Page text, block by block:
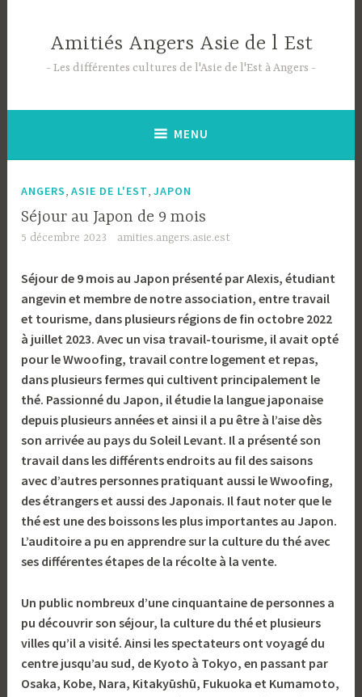
principal
Amitiés Angers Asie de l Est
Les différentes cultures de l'Asie de l'Est à Angers
MENU
ANGERS,ASIE DE L'EST,JAPON
Séjour au Japon de 9 mois
5 décembre 2023 amities.angers.asie.est
Séjour de 9 mois au Japon présenté par Alexis, étudiant
angevin et membre de notre association, entre travail
et tourisme, dans plusieurs régions de fin octobre 2022
à juillet 2023. Avec un visa travail-tourisme, il avait opté
pour le Wwoofing, travail contre logement et repas,
dans plusieurs fermes qui cultivent principalement le
thé. Passionné du Japon, il étudie la langue japonaise
depuis plusieurs années et ainsi il a pu être à l’aise dès
son arrivée au pays du Soleil Levant. Il a présenté son
travail dans les différents endroits au fil des saisons
avec d’autres personnes pratiquant aussi le Wwoofing,
des étrangers et aussi des Japonais. Il faut noter que le
thé est une des boissons les plus importantes au Japon.
L’auditoire a pu en apprendre sur la culture du thé avec
ses différentes étapes de la récolte à la vente.
Un public nombreux d’une cinquantaine de personnes a
pu découvrir son séjour, la culture du thé et plusieurs
villes qu’il a visité. Ainsi les spectateurs ont voyagé du
centre jusqu’au sud, de Kyoto à Tokyo, en passant par
Osaka, Kobe, Nara, Kitakyūshū, Fukuoka et Kumamoto,